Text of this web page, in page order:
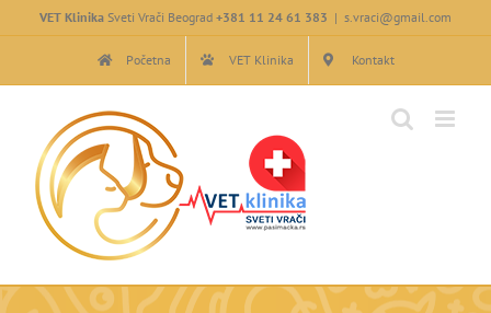
VET Klinika Sveti Vrači Beograd +381 11 24 61 383 | s.vraci@gmail.com
Početna VET Klinika Kontakt